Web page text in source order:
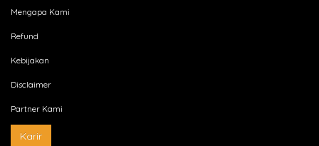
Mengapa Kami
Refund
Kebijakan
Disclaimer
Partner Kami
Karir